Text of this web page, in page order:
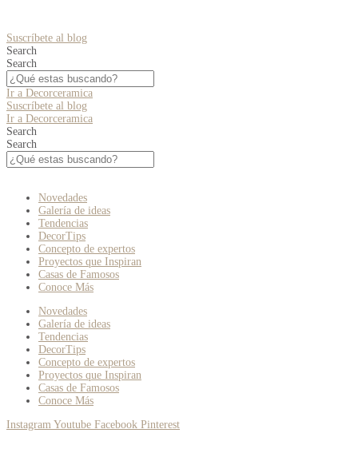
Suscríbete al blog
Search
Search
Ir a Decorceramica
Suscríbete al blog
Ir a Decorceramica
Search
Search
Novedades
Galería de ideas
Tendencias
DecorTips
Concepto de expertos
Proyectos que Inspiran
Casas de Famosos
Conoce Más
Novedades
Galería de ideas
Tendencias
DecorTips
Concepto de expertos
Proyectos que Inspiran
Casas de Famosos
Conoce Más
Instagram Youtube Facebook Pinterest